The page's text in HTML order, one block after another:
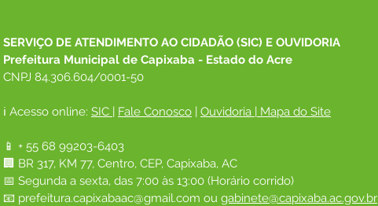
SERVIÇO DE ATENDIMENTO AO CIDADÃO (SIC) E OUVIDORIA
Prefeitura Municipal de Capixaba - Estado do Acre
CNPJ 84.306.604/0001-50
ℹ️ Acesso online: SIC | Fale Conosco | Ouvidoria | Mapa do Site
📱 + 55 68 99203-6403
🏢 BR 317, KM 77, Centro, CEP, Capixaba, AC
📅 Segunda a sexta, das 7:00 às 13:00 (Horário corrido)
📧 prefeitura.capixabaac@gmail.com ou gabinete@capixaba.ac.gov.br